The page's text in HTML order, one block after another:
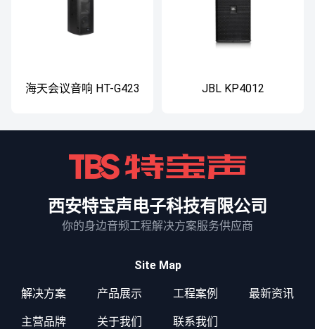
海天会议音响 HT-G423 JBL KP4012
西安特宝声电子科技有限公司
你的身边音频工程解决方案服务供应商
Site Map
解决方案 产品展示 工程案例 最新资讯
主营品牌 关于我们 联系我们